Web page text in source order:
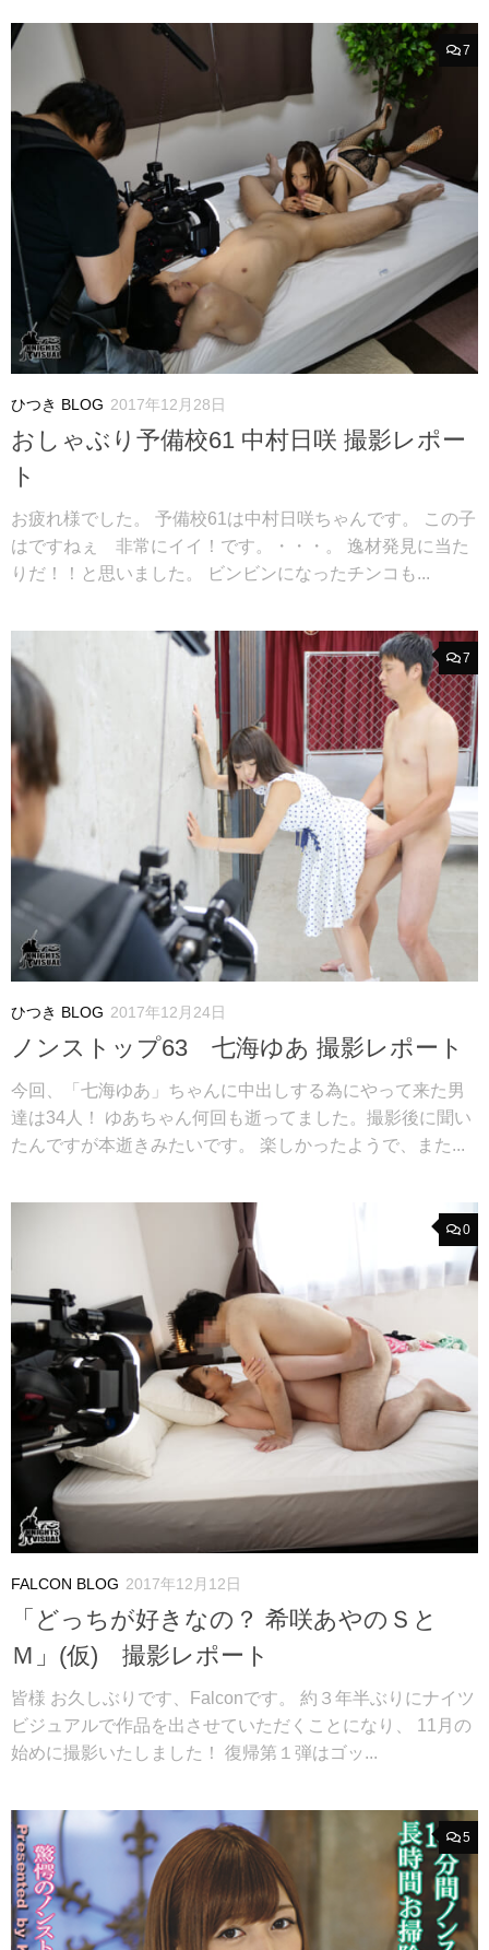
7
ひつき BLOG 2017年12月28日
おしゃぶり予備校61 中村日咲 撮影レポー
ト
お疲れ様でした。 予備校61は中村日咲ちゃんです。 この子
はですねぇ 非常にイイ！です。・・・。 逸材発見に当た
りだ！！と思いました。 ビンビンになったチンコも...
7
ひつき BLOG 2017年12月24日
ノンストップ63 七海ゆあ 撮影レポート
今回、「七海ゆあ」ちゃんに中出しする為にやって来た男
達は34人！ ゆあちゃん何回も逝ってました。撮影後に聞い
たんですが本逝きみたいです。 楽しかったようで、また...
0
FALCON BLOG 2017年12月12日
「どっちが好きなの？ 希咲あやのＳと
Ｍ」(仮) 撮影レポート
皆様 お久しぶりです、Falconです。 約３年半ぶりにナイツ
ビジュアルで作品を出させていただくことになり、 11月の
始めに撮影いたしました！ 復帰第１弾はゴッ...
5